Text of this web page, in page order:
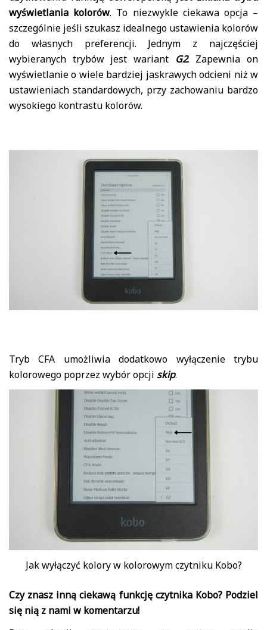
wyświetlania kolorów. To niezwykle ciekawa opcja –
szczególnie jeśli szukasz idealnego ustawienia kolorów
do własnych preferencji. Jednym z najczęściej
wybieranych trybów jest wariant G2. Zapewnia on
wyświetlanie o wiele bardziej jaskrawych odcieni niż w
ustawieniach standardowych, przy zachowaniu bardzo
wysokiego kontrastu kolorów.
Tryb CFA umożliwia dodatkowo wyłączenie trybu
kolorowego poprzez wybór opcji skip.
Jak wyłączyć kolory w kolorowym czytniku Kobo?
Czy znasz inną ciekawą funkcję czytnika Kobo? Podziel
się nią z nami w komentarzu!